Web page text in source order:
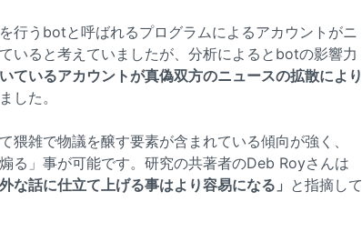
行うbotと呼ばれるプログラムによるアカウントがニ
いると考えていましたが、分析によるとbotの影響力
ているアカウントが真偽双方のニュースの拡散により
した。
猥雑で物議を醸す要素が含まれている傾向が強く、
る」事が可能です。研究の共著者のDeb Royさんは
な話に仕立て上げる事はより容易になる」 と指摘して